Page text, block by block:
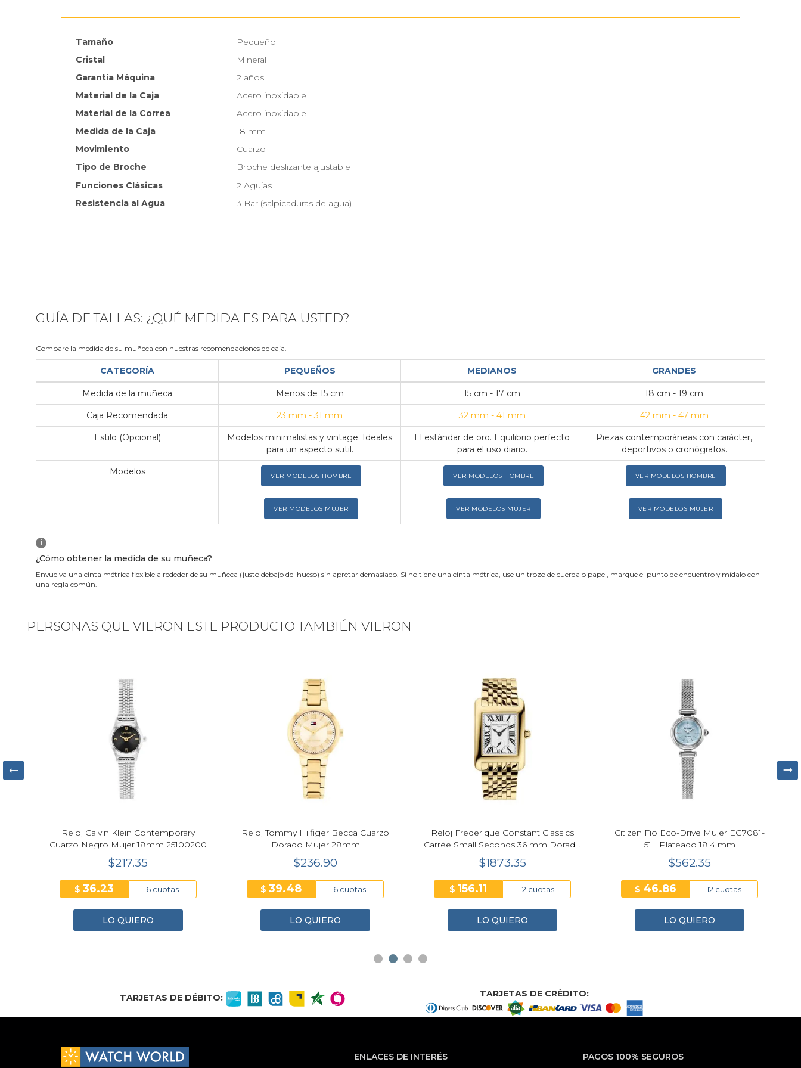
Tamaño
Pequeño
Cristal
Mineral
Garantía Máquina
2 años
Material de la Caja
Acero inoxidable
Material de la Correa
Acero inoxidable
Medida de la Caja
18 mm
Movimiento
Cuarzo
Tipo de Broche
Broche deslizante ajustable
Funciones Clásicas
2 Agujas
Resistencia al Agua
3 Bar (salpicaduras de agua)
GUÍA DE TALLAS: ¿QUÉ MEDIDA ES PARA USTED?
Compare la medida de su muñeca con nuestras recomendaciones de caja.
CATEGORÍA PEQUEÑOS MEDIANOS GRANDES
Medida de la muñeca Menos de 15 cm 15 cm - 17 cm 18 cm - 19 cm
Caja Recomendada 23 mm - 31 mm 32 mm - 41 mm 42 mm - 47 mm
Estilo (Opcional)
Modelos minimalistas y vintage. Ideales
para un aspecto sutil.
El estándar de oro. Equilibrio perfecto
para el uso diario.
Piezas contemporáneas con carácter,
deportivos o cronógrafos.
Modelos VER MODELOS HOMBRE
VER MODELOS MUJER
VER MODELOS HOMBRE
VER MODELOS MUJER
VER MODELOS HOMBRE
VER MODELOS MUJER
i
¿Cómo obtener la medida de su muñeca?
Envuelva una cinta métrica flexible alrededor de su muñeca (justo debajo del hueso) sin apretar demasiado. Si no tiene una cinta métrica, use un trozo de cuerda o papel, marque el punto de encuentro y mídalo con
una regla común.
PERSONAS QUE VIERON ESTE PRODUCTO TAMBIÉN VIERON
Reloj Calvin Klein Contemporary
Cuarzo Negro Mujer 18mm 25100200
$217.35
36.23 6 cuotas
LO QUIERO
Reloj Tommy Hilfiger Becca Cuarzo
Dorado Mujer 28mm
$236.90
39.48 6 cuotas
LO QUIERO
Reloj Frederique Constant Classics
Carrée Small Seconds 36 mm Dorado
Mujer FC-235S2C5B
$1873.35
156.11 12 cuotas
LO QUIERO
Citizen Fio Eco-Drive Mujer EG7081-
51L Plateado 18.4 mm
$562.35
46.86 12 cuotas
LO QUIERO
Next
TARJETAS DE DÉBITO: TARJETAS DE CRÉDITO:
ENLACES DE INTERÉS PAGOS 100% SEGUROS